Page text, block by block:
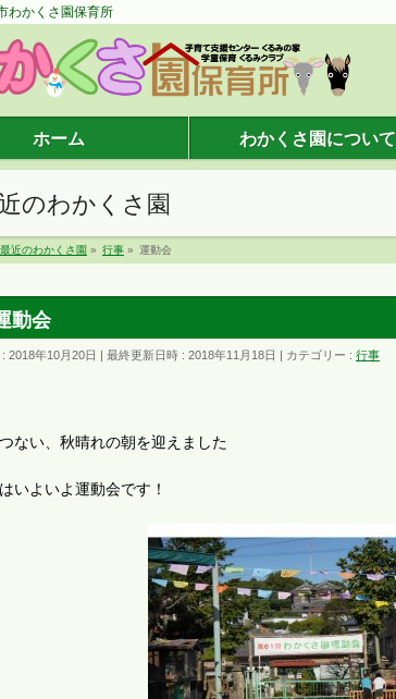
わかくさ園保育所
ホーム わかくさ園について
のわかくさ園
最近のわかくさ園 » 行事 » 運動会
動会
2018年10月20日 最終更新日時 : 2018年11月18日 カテゴリー : 行事
ない、秋晴れの朝を迎えました
いよいよ運動会です！